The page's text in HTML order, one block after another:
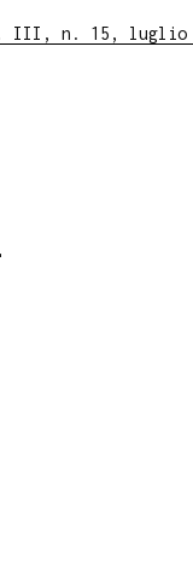
III, n. 15, luglio